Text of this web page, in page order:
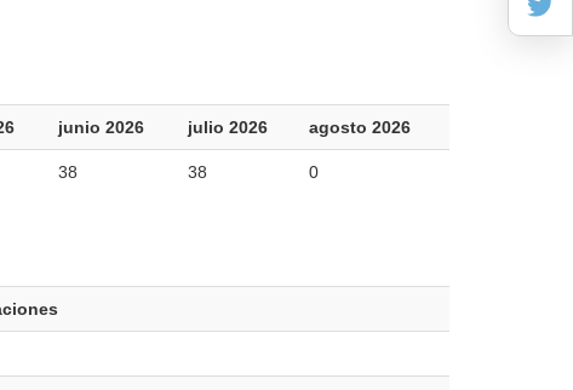
junio 2026 julio 2026 agosto 2026
38 38 0